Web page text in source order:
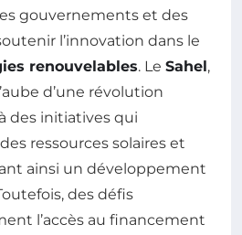
gouvernements et des
l’innovation dans le
renouvelables. Le Sahel,
d’une révolution
des initiatives qui
ressources solaires et
ainsi un développement
des défis
l’accès au financement